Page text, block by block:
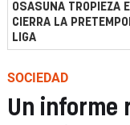
OSASUNA TROPIEZA
CIERRA LA
LIGA
SOCIEDAD
Un informe